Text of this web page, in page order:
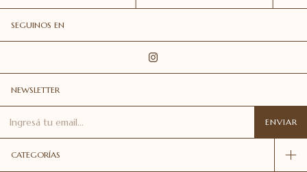
SEGUINOS EN
NEWSLETTER
CATEGORÍAS